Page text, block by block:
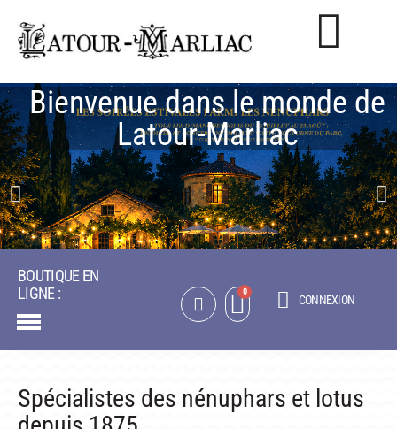
NOTRE CATALOGUE
NÉNUPHARS RUSTIQUES
NÉNUPHARS TROPICAUX
LOTUS
AUTRES PLANTES AQUATIQUES
PACKS & ACCESSOIRES
OBJETS
INFOS PRATIQUES
Bienvenue dans le monde de
Latour‑Marliac
BOUTIQUE EN
LIGNE :
CONNEXION
Spécialistes des nénuphars et lotus